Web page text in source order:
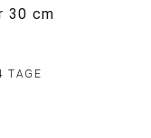
30 cm
TAGE